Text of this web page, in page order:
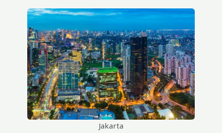
Jakarta